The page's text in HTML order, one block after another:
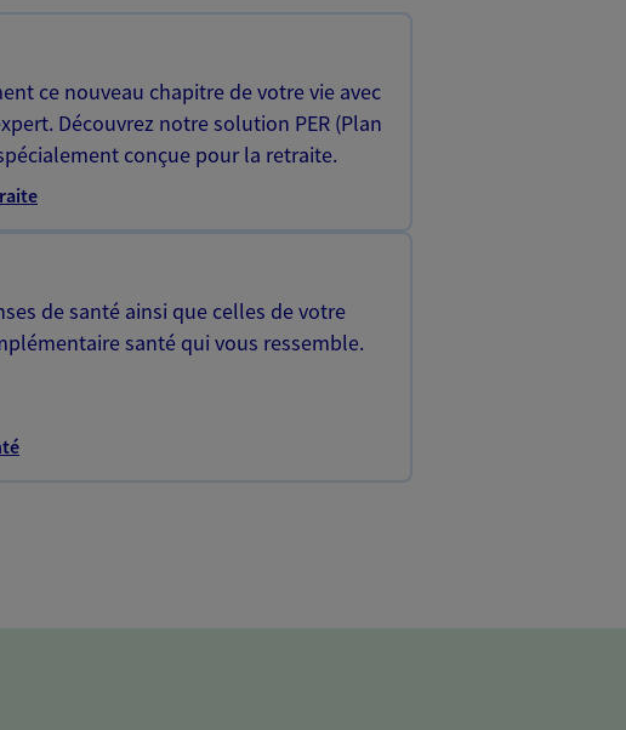
ce nouveau chapitre de votre vie avec
Découvrez notre solution PER (Plan
conçue pour la retraite.
de santé ainsi que celles de votre
santé qui vous ressemble.